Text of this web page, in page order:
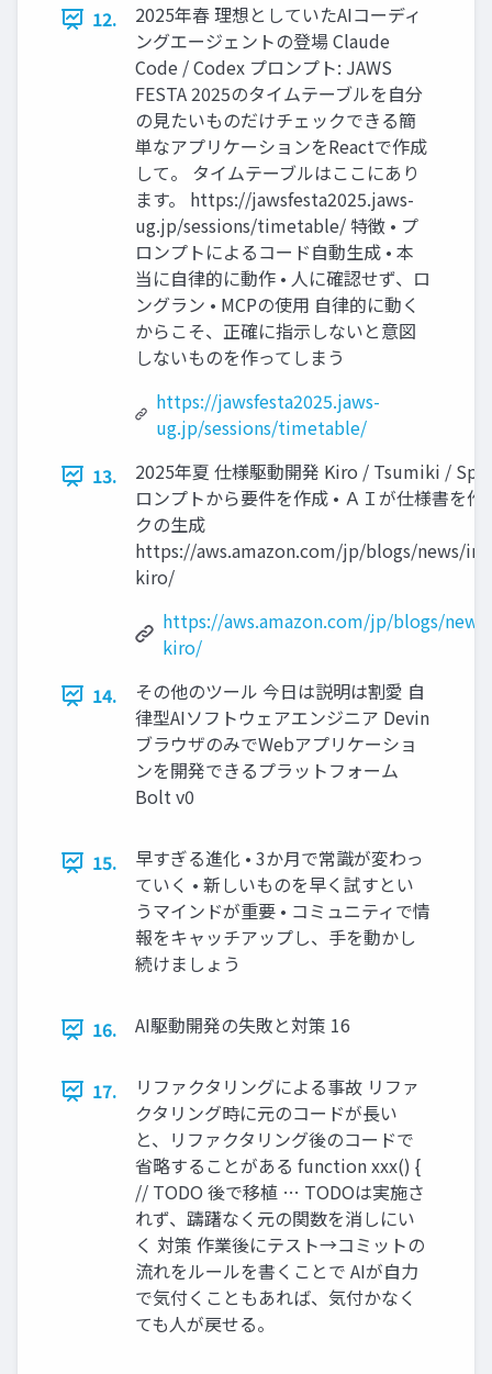
12.
2025年春 理想としていたAIコーディ
ングエージェントの登場 Claude
Code / Codex プロンプト: JAWS
FESTA 2025のタイムテーブルを自分
の見たいものだけチェックできる簡
単なアプリケーションをReactで作成
して。 タイムテーブルはここにあり
ます。 https://jawsfesta2025.jaws-
ug.jp/sessions/timetable/ 特徴 • プ
ロンプトによるコード自動生成 • 本
当に自律的に動作 • 人に確認せず、ロ
ングラン • MCPの使用 自律的に動く
からこそ、正確に指示しないと意図
しないものを作ってしまう
https://jawsfesta2025.jaws-
ug.jp/sessions/timetable/
13.
2025年夏 仕様駆動開発 Kiro / Tsumiki /
ロンプトから要件を作成 • ＡＩが仕様書を作
クの生成
https://aws.amazon.com/jp/blogs/news/
kiro/
https://aws.amazon.com/jp/blogs/
kiro/
14.
その他のツール 今日は説明は割愛 自
律型AIソフトウェアエンジニア Devin
ブラウザのみでWebアプリケーショ
ンを開発できるプラットフォーム
Bolt v0
15.
早すぎる進化 • 3か月で常識が変わっ
ていく • 新しいものを早く試すとい
うマインドが重要 • コミュニティで情
報をキャッチアップし、手を動かし
続けましょう
16. AI駆動開発の失敗と対策 16
17.
リファクタリングによる事故 リファ
クタリング時に元のコードが長い
と、リファクタリング後のコードで
省略することがある function xxx() {
// TODO 後で移植 … TODOは実施さ
れず、躊躇なく元の関数を消しにい
く 対策 作業後にテスト→コミットの
流れをルールを書くことで AIが自力
で気付くこともあれば、気付かなく
ても人が戻せる。